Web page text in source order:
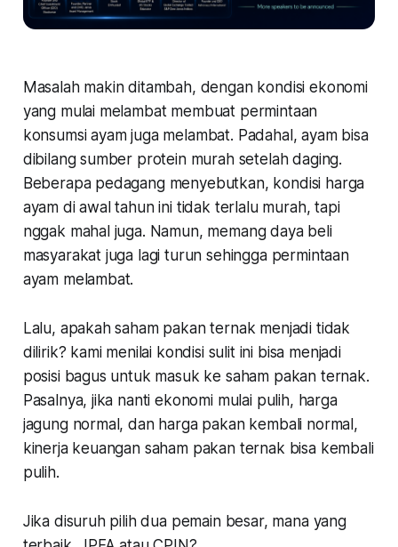
Masalah makin ditambah, dengan kondisi ekonomi
yang mulai melambat membuat permintaan
konsumsi ayam juga melambat. Padahal, ayam bisa
dibilang sumber protein murah setelah daging.
Beberapa pedagang menyebutkan, kondisi harga
ayam di awal tahun ini tidak terlalu murah, tapi
nggak mahal juga. Namun, memang daya beli
masyarakat juga lagi turun sehingga permintaan
ayam melambat.
Lalu, apakah saham pakan ternak menjadi tidak
dilirik? kami menilai kondisi sulit ini bisa menjadi
posisi bagus untuk masuk ke saham pakan ternak.
Pasalnya, jika nanti ekonomi mulai pulih, harga
jagung normal, dan harga pakan kembali normal,
kinerja keuangan saham pakan ternak bisa kembali
pulih.
Jika disuruh pilih dua pemain besar, mana yang